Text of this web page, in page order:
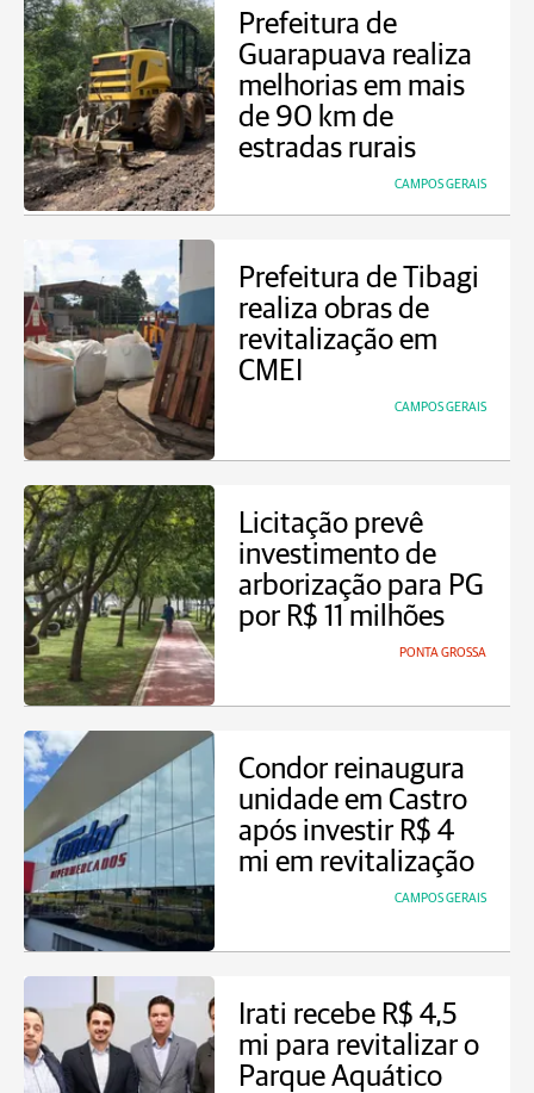
Prefeitura de
Guarapuava realiza
melhorias em mais
de 90 km de
estradas rurais
CAMPOS GERAIS
Prefeitura de Tibagi
realiza obras de
revitalização em
CMEI
CAMPOS GERAIS
Licitação prevê
investimento de
arborização para PG
por R$ 11 milhões
PONTA GROSSA
Condor reinaugura
unidade em Castro
após investir R$ 4
mi em revitalização
CAMPOS GERAIS
Irati recebe R$ 4,5
mi para revitalizar o
Parque Aquático